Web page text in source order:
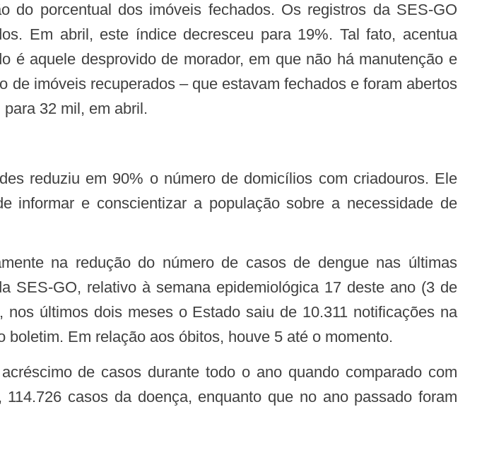
Em abril, este índice decresceu para 19%. Tal fato, acentua
é aquele desprovido de morador, em que não há manutenção e
imóveis recuperados – que estavam fechados e foram abertos
32 mil, em abril.
informar e conscientizar a população sobre a necessidade de
SES-GO, relativo à semana epidemiológica 17 deste ano (3 de
últimos dois meses o Estado saiu de 10.311 notificações na
Em relação aos óbitos, houve 5 até o momento.
casos da doença, enquanto que no ano passado foram